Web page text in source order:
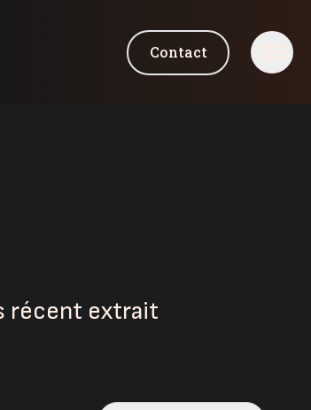
Contact
récent extrait